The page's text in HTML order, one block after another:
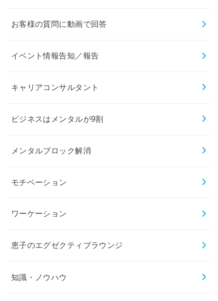
お客様の質問に動画で回答
イベント情報告知／報告
キャリアコンサルタント
ビジネスはメンタルが9割
メンタルブロック解消
モチベーション
ワーケーション
恵子のエグゼクティブラウンジ
知識・ノウハウ